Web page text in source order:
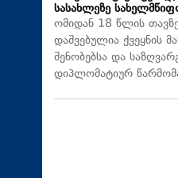
სასახლეზე
ომიდან 18 წლის
დაშვებულია ქვეყნის
შენობებსა და
დიპლომატიურ